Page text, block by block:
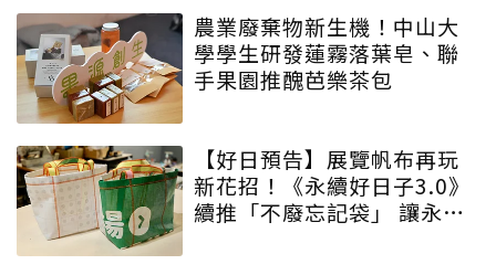
農業廢棄物新生機！中山大
學學生研發蓮霧落葉皂、聯
手果園推醜芭樂茶包
【好日預告】展覽帆布再玩
新花招！《永續好日子3.0》
續推「不廢忘記袋」 讓永續